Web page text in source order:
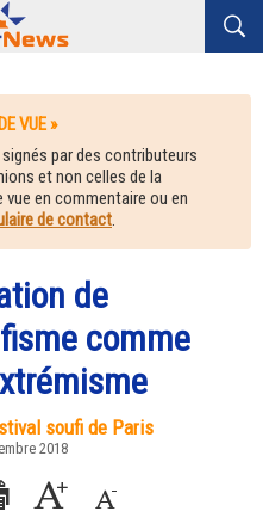
VUE »
par des contributeurs
et non celles de la
en commentaire ou en
de contact.
de
comme
soufi de Paris
2018